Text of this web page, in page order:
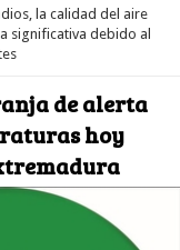
la calidad del aire
significativa debido al
de alerta
hoy